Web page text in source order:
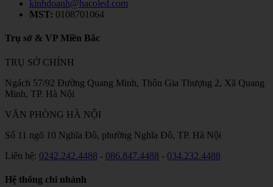
kinhdoanh@hacoled.com
MST: 0108701064
Trụ sở & VP Miền Bắc
TRỤ SỞ CHÍNH
Ngách 57/92 Đường Quang Minh, Thôn Gia Thượng 2, Xã Quang
Minh, TP. Hà Nội
VĂN PHÒNG HÀ NỘI
Số 11 ngõ 10 Nghĩa Đô, phường Nghĩa Đô, TP. Hà Nội
Liên hệ: 0242.242.4488 - 086.847.4488 - 034.232.4488
Hệ thống chi nhánh